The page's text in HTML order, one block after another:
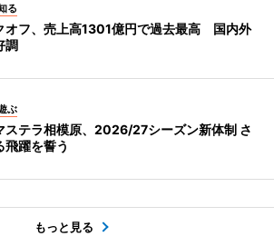
る
オフ、売上高1301億円で過去最高 国内外
調
ぶ
ステラ相模原、2026/27シーズン新体制 さ
飛躍を誓う
もっと見る